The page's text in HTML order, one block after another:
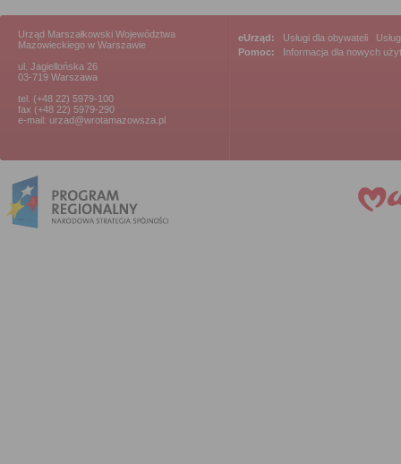
Urząd Marszałkowski Województwa
Mazowieckiego w Warszawie
ul. Jagiellońska 26
03-719 Warszawa
tel. (+48 22) 5979-100
fax (+48 22) 5979-290
e-mail: urzad@wrotamazowsza.pl
eUrząd: Usługi dla obywateli
Pomoc:
Informacja dla nowych